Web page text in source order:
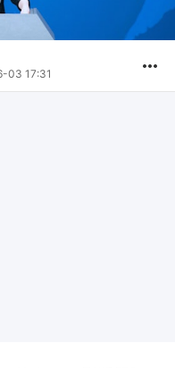
03 17:31